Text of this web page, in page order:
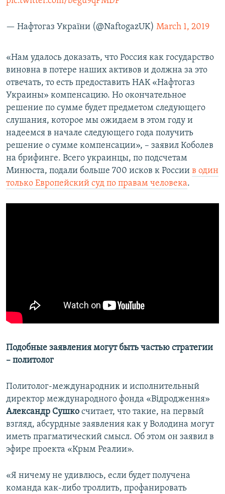
— Нафтогаз України (@NaftogazUK) March 1, 2019
«Нам удалось доказать, что Россия как государство
виновна в потере наших активов и должна за это
отвечать, то есть предоставить НАК «Нафтогаз
Украины» компенсацию. Но окончательное
решение по сумме будет предметом следующего
слушания, которое мы ожидаем в этом году и
надеемся в начале следующего года получить
решение о сумме компенсации», – заявил Коболев
на брифинге. Всего украинцы, по подсчетам
Минюста, подали больше 700 исков к России в один
только Европейский суд по правам человека.
Подобные заявления могут быть частью стратегии
– политолог
Политолог-международник и исполнительный
директор международного фонда «Відродження»
Александр Сушко считает, что такие, на первый
взгляд, абсурдные заявления как у Володина могут
иметь прагматический смысл. Об этом он заявил в
эфире проекта «Крым Реалии».
«Я ничему не удивлюсь, если будет получена
команда как-либо троллить, профанировать